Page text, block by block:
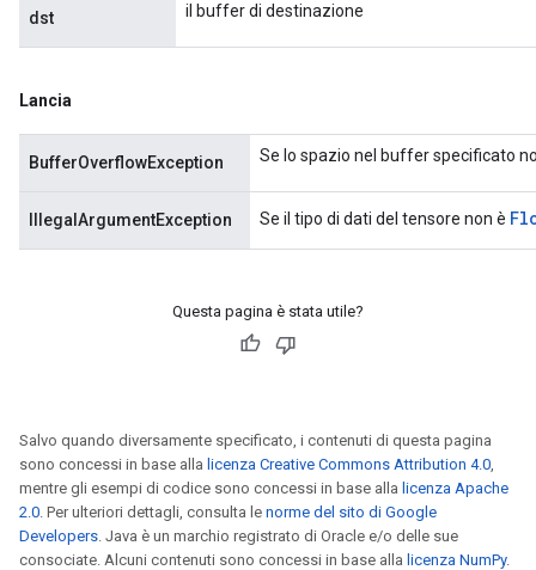
dst il buffer di destinazione
Lancia
BufferOverflowException Se lo spazio nel buffer specificato
IllegalArgumentException Se il tipo di dati del tensore non è
Questa pagina è stata utile?
Salvo quando diversamente specificato, i contenuti di questa pagina
sono concessi in base alla licenza Creative Commons Attribution 4.0,
mentre gli esempi di codice sono concessi in base alla licenza Apache
2.0. Per ulteriori dettagli, consulta le norme del sito di Google
Developers. Java è un marchio registrato di Oracle e/o delle sue
consociate. Alcuni contenuti sono concessi in base alla licenza NumPy.